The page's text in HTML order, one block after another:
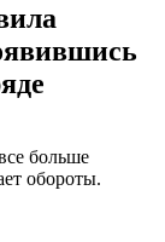
больше
обороты.